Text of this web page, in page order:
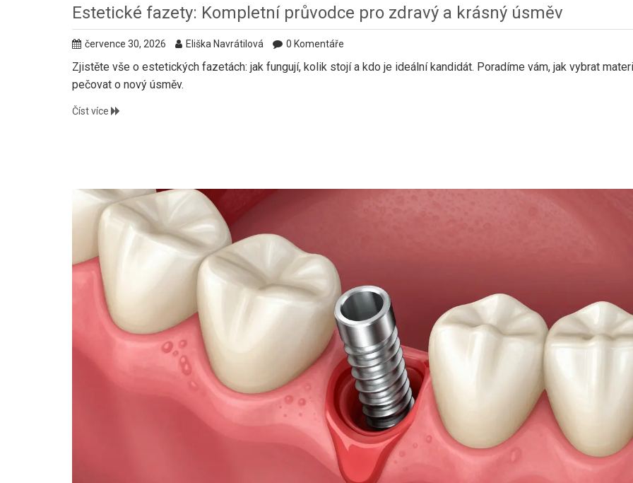
Estetické fazety: Kompletní průvodce pro zdravý a krásný úsměv
července 30, 2026 Eliška Navrátilová 0 Komentáře
Zjistěte vše o estetických fazetách: jak fungují, kolik stojí a kdo je ideální kandidát. Poradíme vám, jak vybrat
pečovat o nový úsměv.
Číst více